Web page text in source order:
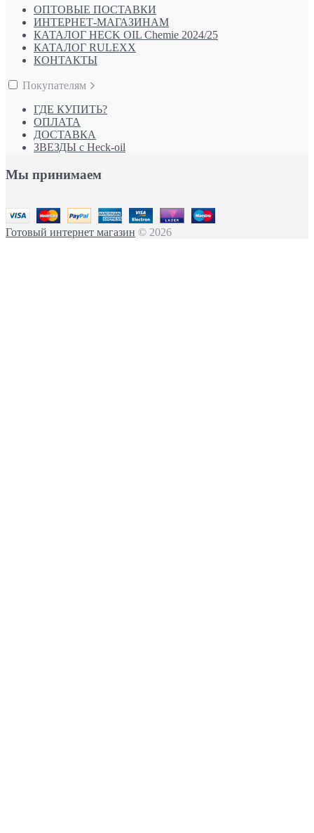
ОПТОВЫЕ ПОСТАВКИ
ИНТЕРНЕТ-МАГАЗИНАМ
КАТАЛОГ HECK OIL Chemie 2024/25
КАТАЛОГ RULEXX
КОНТАКТЫ
Покупателям
ГДЕ КУПИТЬ?
ОПЛАТА
ДОСТАВКА
ЗВЕЗДЫ с Heck-oil
Мы принимаем
Готовый интернет магазин © 2026